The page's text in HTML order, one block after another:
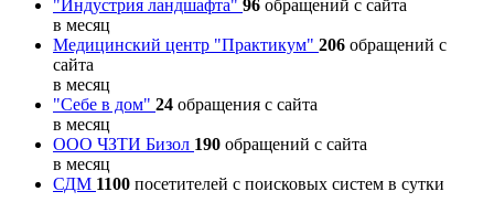
"Индустрия ландшафта" 96 обращений с сайта
в месяц
Медицинский центр "Практикум" 206 обращений с
сайта
в месяц
"Себе в дом" 24 обращения с сайта
в месяц
ООО ЧЗТИ Бизол 190 обращений с сайта
в месяц
СДМ 1100 посетителей с поисковых систем в сутки